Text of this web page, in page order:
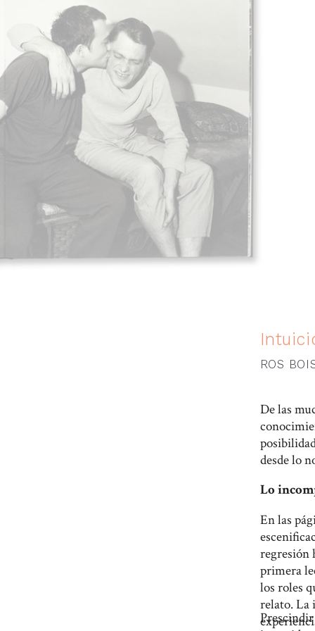
ROS
De las
desde lo
Lo
En las
regresión
primera
los roles
relato. La